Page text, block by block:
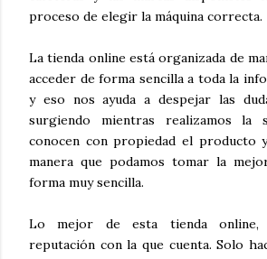
proceso de elegir la máquina correcta.
La tienda online está organizada de
acceder de forma sencilla a toda la
y eso nos ayuda a despejar las
surgiendo mientras realizamos la
conocen con propiedad el producto
manera que podamos tomar la
forma muy sencilla.
Lo mejor de esta tienda online,
reputación con la que cuenta. Solo